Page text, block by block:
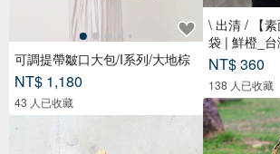
可調提帶皺口大包/I系列/大地棕
NT$ 1,180
43 人已收藏
\ 出清 / 【
袋 | 鮮橙_
NT$ 360
138 人已收藏